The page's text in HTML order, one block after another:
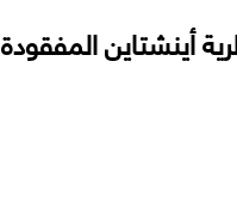
أينشتاين